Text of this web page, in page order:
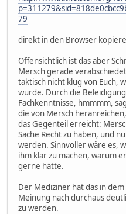
79
direkt in den Browser
Offensichtlich ist das aber
Mersch gerade
taktisch nicht klug von Euch,
wurde. Durch die
Fachkenntnisse, hmmmm,
die von Mersch
das Gegenteil erreicht:
Sache Recht zu haben, und
werden. Sinnvoller wäre es,
ihm klar zu machen, warum
gerne hätte.
Der Mediziner hat das in
Meinung nach durchaus
zu werden.